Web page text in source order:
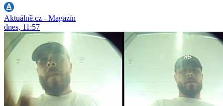
Aktuálně.cz - Magazín
dnes, 11:57